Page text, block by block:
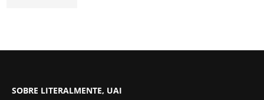
SOBRE LITERALMENTE, UAI